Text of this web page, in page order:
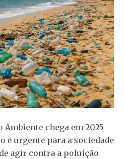
chega em 2025
e urgente para a sociedade
agir contra a poluição